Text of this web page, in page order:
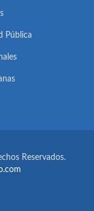
Pública
Reservados.